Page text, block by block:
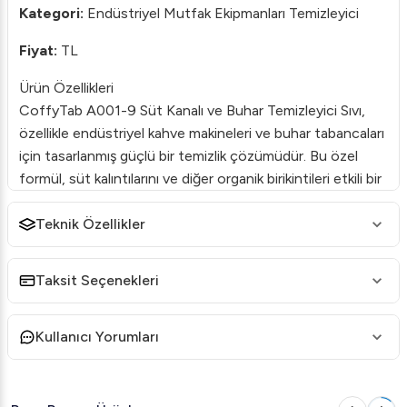
Kategori: Endüstriyel Mutfak Ekipmanları Temizleyici
Fiyat: TL
Ürün Özellikleri
CoffyTab A001-9 Süt Kanalı ve Buhar Temizleyici Sıvı,
özellikle endüstriyel kahve makineleri ve buhar tabancaları
için tasarlanmış güçlü bir temizlik çözümüdür. Bu özel
formül, süt kalıntılarını ve diğer organik birikintileri etkili bir
şekilde ortadan kaldırarak ekipmanlarınızın uzun ömürlü ve
hijyenik kalmasına yardımcı olur.
Kapasite:1000 ml
Kullanım Alanları:Espresso makineleri, süt
köpürtücüler, buhar tabancaları
Kolay Kullanım:Sadece doğru oranlarda karıştırarak
Süt kalıntılarını kısa sürede çözüp yok
Teknik Özellikler
Taksit Seçenekleri
Kullanıcı Yorumları